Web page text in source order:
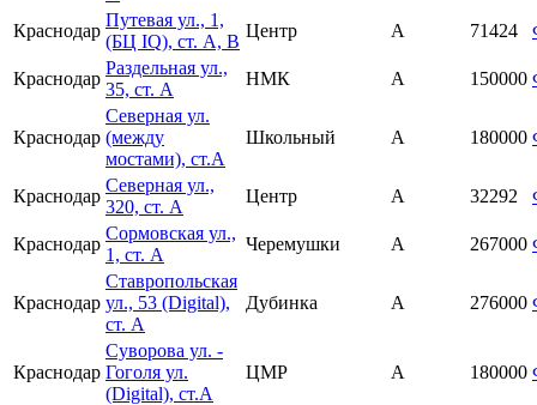
Краснодар
Путевая ул., 1,
(БЦ IQ), ст. А, В
Центр А 71424
Краснодар
Раздельная ул.,
35, ст. А
НМК A 150000
Краснодар
Северная ул.
(между
мостами), ст.А
Школьный А 180000
Краснодар
Северная ул.,
320, ст. А
Центр А 32292
Краснодар
Сормовская ул.,
1, ст. А
Черемушки А 267000
Краснодар
Ставропольская
ул., 53 (Digital),
ст. А
Дубинка А 276000
Краснодар
Суворова ул. -
Гоголя ул.
(Digital), ст.А
ЦМР А 180000